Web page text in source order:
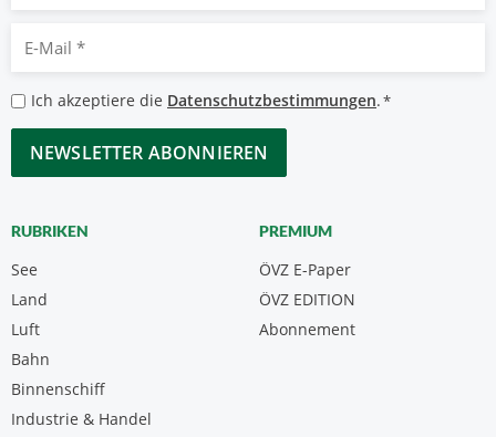
Mail
*
Datenschutzbestimmungen
*
Ich akzeptiere die Datenschutzbestimmungen.*
CAPTCHA
RUBRIKEN
See
Land
Luft
Bahn
Binnenschiff
Industrie & Handel
PREMIUM
ÖVZ E-Paper
Abonnement
ÖVZ EDITION